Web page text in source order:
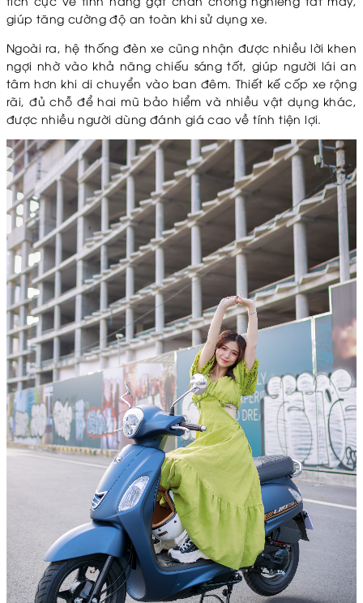
giúp tăng cường độ an toàn khi sử dụng xe.
Ngoài ra, hệ thống đèn xe cũng nhận được nhiều lời khen
ngợi nhờ vào khả năng chiếu sáng tốt, giúp người lái an
tâm hơn khi di chuyển vào ban đêm. Thiết kế cốp xe rộng
rãi, đủ chỗ để hai mũ bảo hiểm và nhiều vật dụng khác,
được nhiều người dùng đánh giá cao về tính tiện lợi.